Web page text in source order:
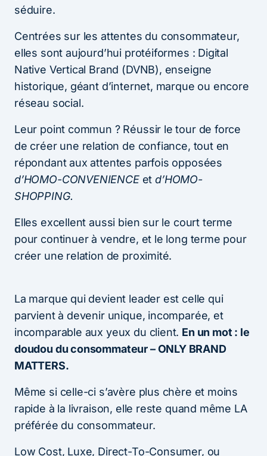
séduire.
Centrées sur les attentes du consommateur,
elles sont aujourd’hui protéiformes : Digital
Native Vertical Brand (DVNB), enseigne
historique, géant d’internet, marque ou encore
réseau social.
Leur point commun ? Réussir le tour de force
de créer une relation de confiance, tout en
répondant aux attentes parfois opposées
d’HOMO-CONVENIENCEetd’HOMO-
SHOPPING.
Elles excellent aussi bien sur le court terme
pour continuer à vendre, et le long terme pour
créer une relation de proximité.
La marque qui devient leader est celle qui
parvient à devenir unique, incomparée, et
incomparable aux yeux du client. En un mot : le
doudou du consommateur – ONLY BRAND
MATTERS.
Même si celle-ci s’avère plus chère et moins
rapide à la livraison, elle reste quand même LA
préférée du consommateur.
Low Cost, Luxe, Direct-To-Consumer, ou